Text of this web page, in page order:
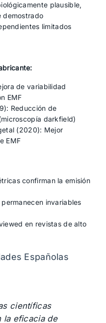
plausible,
demostrado
limitados
de variabilidad
EMF
Reducción de
darkfield)
(2020): Mejor
EMF
confirman la emisión
invariables
en revistas de alto
Españolas
científicas
la eficacia de